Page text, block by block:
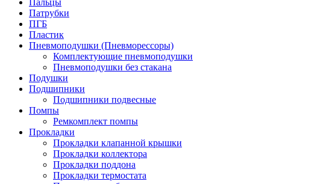
Патрубки
ПГБ
Пластик
Пневмоподушки (Пневморессоры)
Комплектующие пневмоподушки
Пневмоподушки без стакана
Подушки
Подшипники
Подшипники подвесные
Помпы
Ремкомплект помпы
Прокладки
Прокладки клапанной крышки
Прокладки коллектора
Прокладки поддона
Прокладки термостата